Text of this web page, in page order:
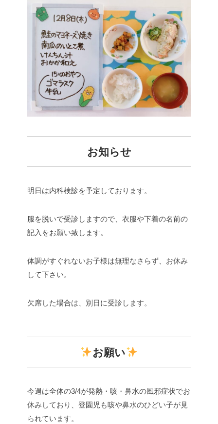
お知らせ
明日は内科検診を予定しております。
服を脱いで受診しますので、衣服や下着の名前の
記入をお願い致します。
体調がすぐれないお子様は無理なさらず、お休み
して下さい。
欠席した場合は、別日に受診します。
お願い
今週は全体の3/4が発熱・咳・鼻水の風邪症状でお
休みしており、登園児も咳や鼻水のひどい子が見
られています。